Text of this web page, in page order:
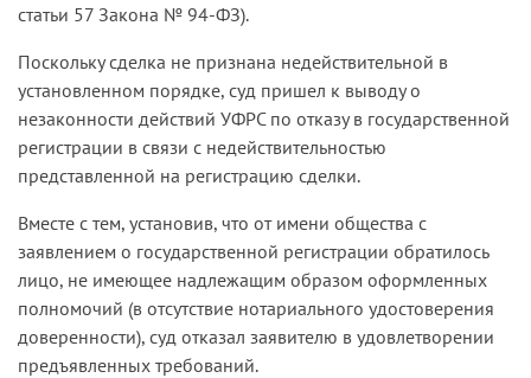
статьи 57 Закона № 94-ФЗ).
Поскольку сделка не признана недействительной в
установленном порядке, суд пришел к выводу о
незаконности действий УФРС по отказу в государственной
регистрации в связи с недействительностью
представленной на регистрацию сделки.
Вместе с тем, установив, что от имени общества с
заявлением о государственной регистрации обратилось
лицо, не имеющее надлежащим образом оформленных
полномочий (в отсутствие нотариального удостоверения
доверенности), суд отказал заявителю в удовлетворении
предъявленных требований.